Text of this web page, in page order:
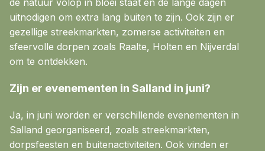
uitnodigen om extra lang buiten te zijn. Ook zijn er
gezellige streekmarkten, zomerse activiteiten en
sfeervolle dorpen zoals Raalte, Holten en Nijverdal
om te ontdekken.
Zijn er evenementen in Salland in juni?
Ja, in juni worden er verschillende evenementen in
Salland georganiseerd, zoals streekmarkten,
dorpsfeesten en buitenactiviteiten. Ook vinden er